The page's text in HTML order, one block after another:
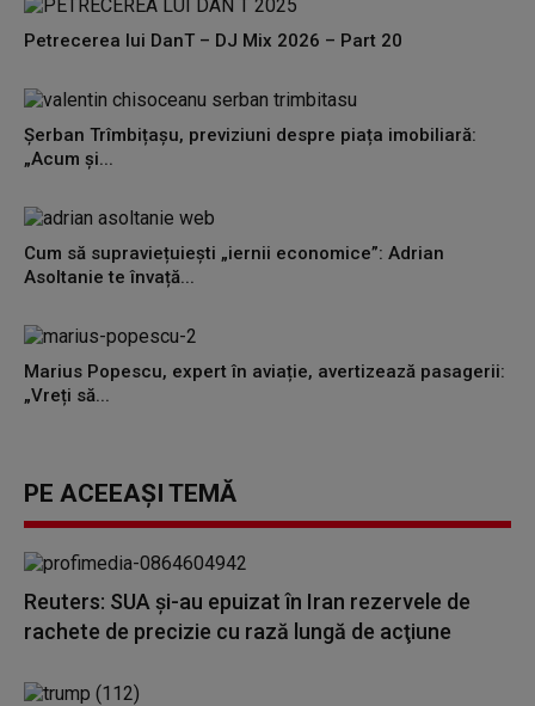
Petrecerea lui DanT – DJ Mix 2026 – Part 20
Șerban Trîmbițașu, previziuni despre piața imobiliară:
„Acum și...
Cum să supraviețuiești „iernii economice”: Adrian
Asoltanie te învață...
Marius Popescu, expert în aviație, avertizează pasagerii:
„Vreți să...
PE ACEEAȘI TEMĂ
Reuters: SUA şi-au epuizat în Iran rezervele de
rachete de precizie cu rază lungă de acţiune